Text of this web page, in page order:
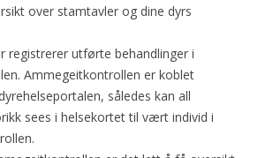
over stamtavler og dine dyrs
registrerer utførte behandlinger i
Ammegeitkontrollen er koblet
således kan all
sees i helsekortet til vært individ i